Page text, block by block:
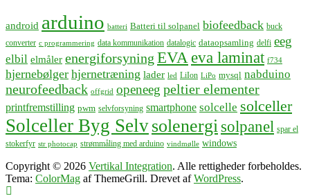
android arduino batteri Batteri til solpanel biofeedback buck
converter c programmering data kommunikation datalogic dataopsamling delfi eeg
elbil elmåler energiforsyning EVA eva laminat f734
hjernebølger hjernetræning lader led LiIon LiPo mysql nabduino
neurofeedback offgrid openeeg peltier elementer
printfremstilling pwm selvforsyning smartphone solcelle solceller
Solceller Byg Selvsolenergi solpanel spar el
stokerfyr str photocap strømmåling med arduino vindmølle windows
Copyright © 2026 Vertikal Integration. Alle rettigheder forbeholdes.
Tema: ColorMag af ThemeGrill. Drevet afWordPress.